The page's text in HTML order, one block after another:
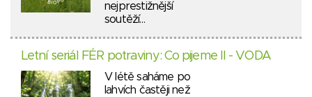
nejprestižnější
soutěží…
Letní seriál FÉR potraviny: Co pijeme II - VODA
V létě saháme po
lahvích častěji než